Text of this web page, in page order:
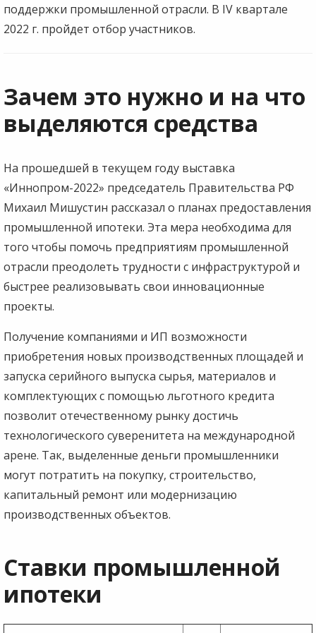
поддержки промышленной отрасли. В IV квартале
2022 г. пройдет отбор участников.
Зачем это нужно и на что
выделяются средства
На прошедшей в текущем году выставка
«Иннопром-2022» председатель Правительства РФ
Михаил Мишустин рассказал о планах предоставления
промышленной ипотеки. Эта мера необходима для
того чтобы помочь предприятиям промышленной
отрасли преодолеть трудности с инфраструктурой и
быстрее реализовывать свои инновационные
проекты.
Получение компаниями и ИП возможности
приобретения новых производственных площадей и
запуска серийного выпуска сырья, материалов и
комплектующих с помощью льготного кредита
позволит отечественному рынку достичь
технологического суверенитета на международной
арене. Так, выделенные деньги промышленники
могут потратить на покупку, строительство,
капитальный ремонт или модернизацию
производственных объектов.
Ставки промышленной
ипотеки